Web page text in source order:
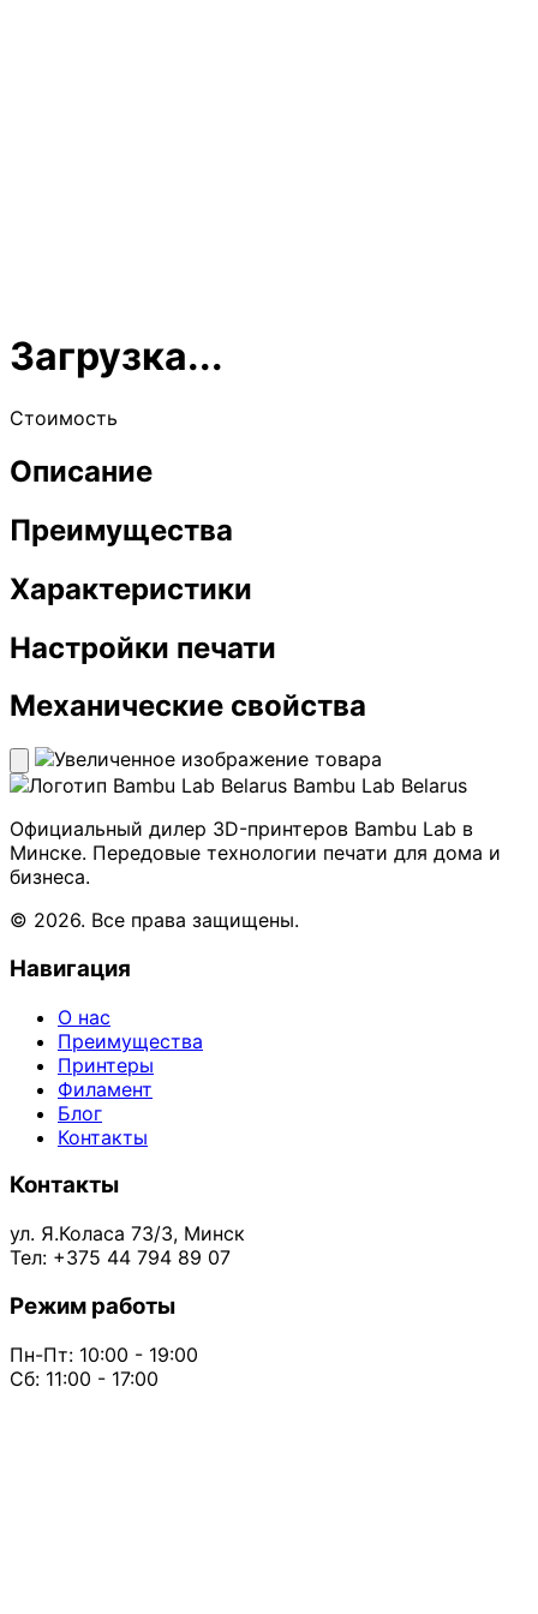
Загрузка...
Стоимость
Описание
Преимущества
Характеристики
Настройки печати
Механические свойства
Bambu Lab Belarus
Официальный дилер 3D-принтеров Bambu Lab в
Минске. Передовые технологии печати для дома и
бизнеса.
© 2026. Все права защищены.
Навигация
О нас
Преимущества
Принтеры
Филамент
Блог
Контакты
Контакты
ул. Я.Коласа 73/3, Минск
Тел: +375 44 794 89 07
Режим работы
Пн-Пт: 10:00 - 19:00
Сб: 11:00 - 17:00